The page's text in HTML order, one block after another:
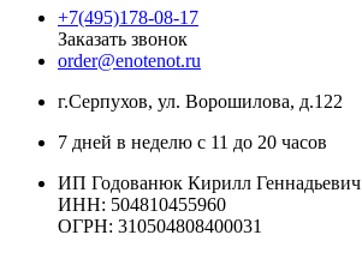
+7(495)178-08-17
Заказать звонок
order@enotenot.ru
г.Серпухов, ул. Ворошилова, д.122
7 дней в неделю с 11 до 20 часов
ИП Годованюк Кирилл Геннадьевич
ИНН: 504810455960
ОГРН: 310504808400031